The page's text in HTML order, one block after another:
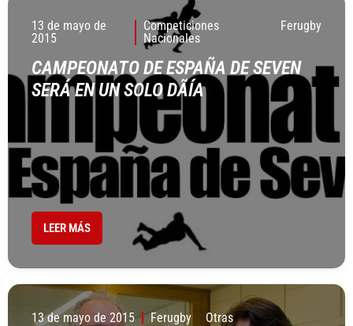
13 de mayo de
2015
Competiciones
Nacionales
Ferugby
CAMPEONATO DE ESPAÑA DE SEVEN
SERÁ EN UN SOLO DÃÍA
LEER MÁS
13 de mayo de 2015 Ferugby Otras